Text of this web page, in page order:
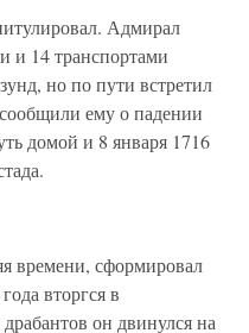
Адмирал
и 14 транспортами
но по пути встретил
ему о падении
домой и 8 января 1716
времени, сформировал
вторгся в
он двинулся на